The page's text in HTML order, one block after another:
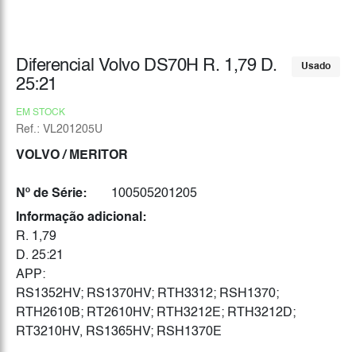
Usado
Diferencial Volvo DS70H R. 1,79 D.
25:21
EM STOCK
Ref.: VL201205U
VOLVO / MERITOR
Nº de Série:
100505201205
Informação adicional:
R. 1,79
D. 25:21
APP:
RS1352HV; RS1370HV; RTH3312; RSH1370;
RTH2610B; RT2610HV; RTH3212E; RTH3212D;
RT3210HV, RS1365HV; RSH1370E